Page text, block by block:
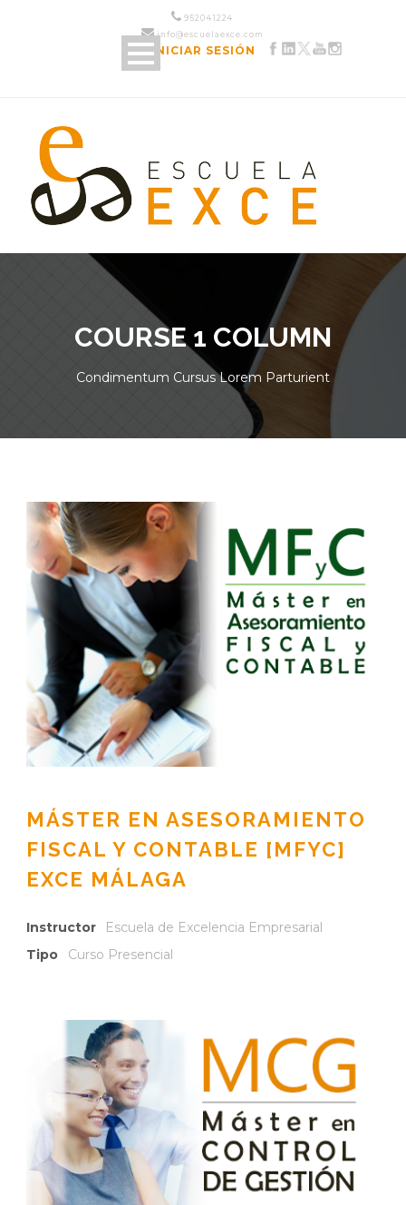
952 04 12 24
info@escuelaexce.com
INICIAR SESIÓN
COURSE 1 COLUMN
Condimentum Cursus Lorem Parturient
MÁSTER EN ASESORAMIENTO
FISCAL Y CONTABLE [MFYC]
EXCE MÁLAGA
Instructor
Escuela de Excelencia Empresarial
Tipo
Curso Presencial